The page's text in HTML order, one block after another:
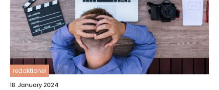
redaktionel
18. January 2024